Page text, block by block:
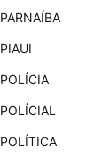
PARNAÍBA
PIAUI
POLÍCIA
POLÍCIAL
POLÍTICA